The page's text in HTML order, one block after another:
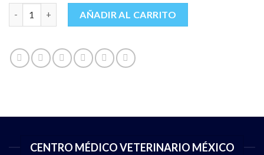
Caldex FM Vit. y Proteinizado - 100 ml cantidad
AÑADIR AL CARRITO
CENTRO MÉDICO VETERINARIO MÉXICO